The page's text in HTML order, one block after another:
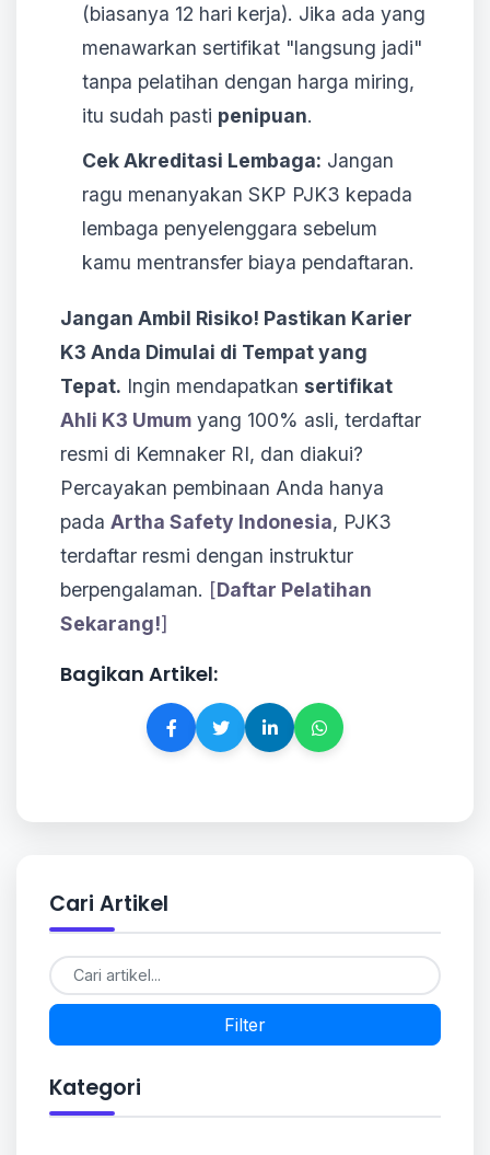
(biasanya 12 hari kerja). Jika ada yang
menawarkan sertifikat "langsung jadi"
tanpa pelatihan dengan harga miring,
itu sudah pasti penipuan.
Cek Akreditasi Lembaga: Jangan
ragu menanyakan SKP PJK3 kepada
lembaga penyelenggara sebelum
kamu mentransfer biaya pendaftaran.
Jangan Ambil Risiko! Pastikan Karier
K3 Anda Dimulai di Tempat yang
Tepat. Ingin mendapatkan sertifikat
Ahli K3 Umum yang 100% asli, terdaftar
resmi di Kemnaker RI, dan diakui?
Percayakan pembinaan Anda hanya
pada Artha Safety Indonesia, PJK3
terdaftar resmi dengan instruktur
berpengalaman. [Daftar Pelatihan
Sekarang!]
Bagikan Artikel:
Cari Artikel
Filter
Kategori